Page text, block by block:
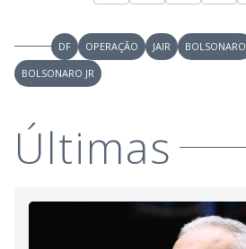
DF OPERAÇÃO JAIR BOLSONARO
BOLSONARO JR
Últimas